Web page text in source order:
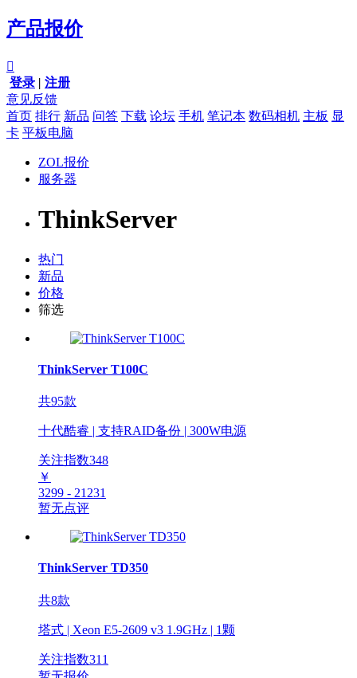
产品报价

登录 | 注册
意见反馈
首页 排行 新品 问答 下载 论坛 手机 笔记本 数码相机 主板 显
卡 平板电脑
ZOL报价
服务器
ThinkServer
热门
新品
价格
筛选
ThinkServer T100C
共95款
十代酷睿 | 支持RAID备份 | 300W电源
关注指数348
￥
3299 - 21231
暂无点评
ThinkServer TD350
共8款
塔式 | Xeon E5-2609 v3 1.9GHz | 1颗
关注指数311